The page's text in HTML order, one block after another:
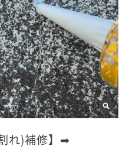
れ)補修】➡